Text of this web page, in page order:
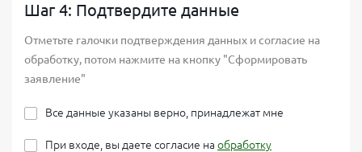
Шаг 4: Подтвердите данные
Отметьте галочки подтверждения данных и согласие на
обработку, потом нажмите на кнопку "Сформировать
заявление"
Все данные указаны верно, принадлежат мне
При входе, вы даете согласие на обработку